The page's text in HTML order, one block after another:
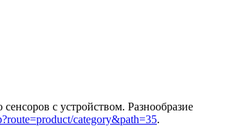
с устройством. Разнообразие
category&path=35.